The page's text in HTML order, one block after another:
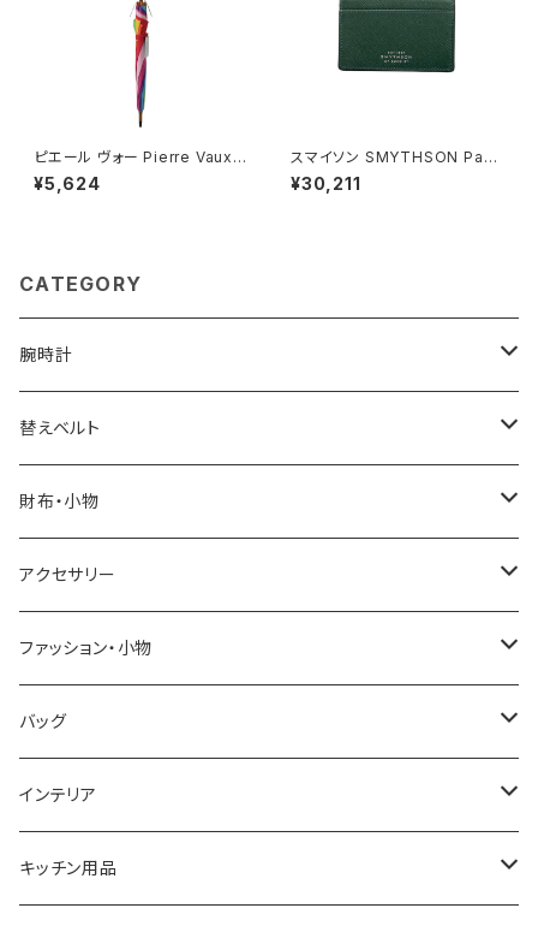
ピエール ヴォー Pierre Vaux
キッズ傘 長傘 kids-5 キッズ マ
ルチカラー 長傘 4020
¥5,624
スマイソン SMYTHSON Pana
ma Folded Card Case with
Snap Closure カードケース
¥30,211
CATEGORY
腕時計
ELGIN
SALVATORE MARRA
CASIO
GRANDEUR
COGU
GAGA MILANO
CACTUS
替えベルト
COACH
DANIEL WELLINGTON
LACOSTE
DIESEL
MICHAEL KORS
NO BRAND
財布・小物
SONNE
DUCT
TRANSNUMBER
SAAMA HOMME
ARNOLD PALMER
アクセサリー
GUCCI
TIFFANY&CO
FOLLI FOLLIE
POLICE
ファッション・小物
DAKS
栃木レザー
NIKE
バッグ
MANHATTAN PORTAGE
United HOMME
インテリア
CRYSTOCRAFT
キッチン用品